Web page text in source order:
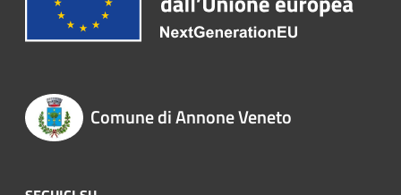
Comune di Annone Veneto